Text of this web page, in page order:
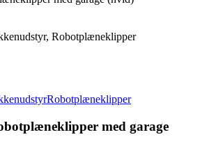
Robotplæneklipper
Robotplæneklipper
med garage